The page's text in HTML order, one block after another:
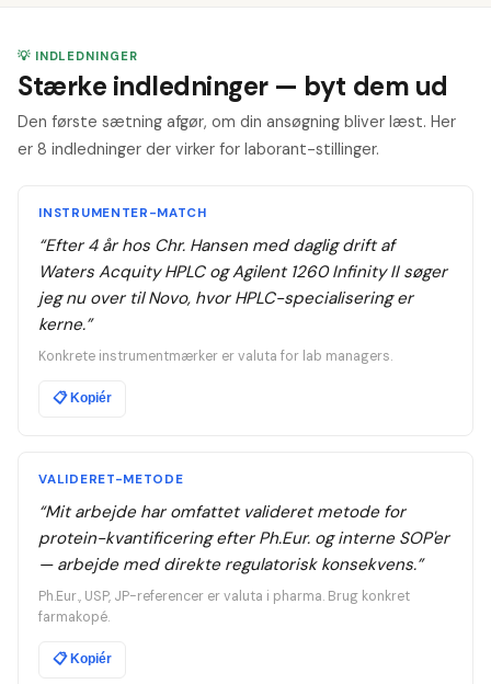
💡 INDLEDNINGER
Stærke indledninger — byt dem ud
Den første sætning afgør, om din ansøgning bliver læst. Her
er 8 indledninger der virker for laborant-stillinger.
INSTRUMENTER-MATCH
“Efter 4 år hos Chr. Hansen med daglig drift af
Waters Acquity HPLC og Agilent 1260 Infinity II søger
jeg nu over til Novo, hvor HPLC-specialisering er
kerne.”
Konkrete instrumentmærker er valuta for lab managers.
📋Kopiér
VALIDERET-METODE
“Mit arbejde har omfattet valideret metode for
protein-kvantificering efter Ph.Eur. og interne SOP'er
— arbejde med direkte regulatorisk konsekvens.”
Ph.Eur., USP, JP-referencer er valuta i pharma. Brug konkret
farmakopé.
📋Kopiér